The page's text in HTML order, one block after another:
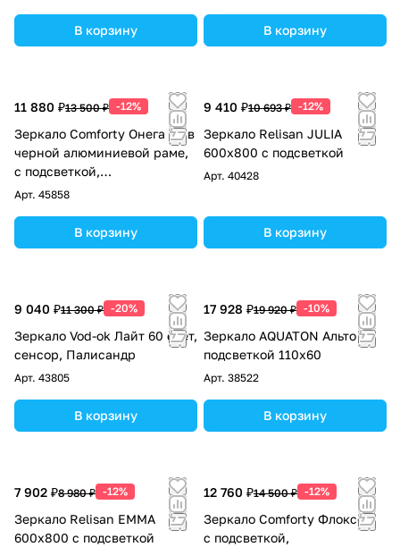
В корзину В корзину
11 880 ₽13 500 ₽ -12%
Зеркало Comforty Онега 60 в
черной алюминиевой раме,
с подсветкой,
бесконтактный сенсор
Арт. 45858
В корзину
9 410 ₽10 693 ₽ -12%
Зеркало Relisan JULIA
600х800 с подсветкой
Арт. 40428
В корзину
9 040 ₽11 300 ₽ -20%
Зеркало Vod-ok Лайт 60 свет,
сенсор, Палисандр
Арт. 43805
В корзину
17 928 ₽19 920 ₽ -10%
Зеркало AQUATON Альто с
подсветкой 110х60
Арт. 38522
В корзину
7 902 ₽8 980 ₽ -12%
Зеркало Relisan EMMA
600х800 с подсветкой
12 760 ₽14 500 ₽ -12%
Зеркало Comforty Флокс-60
с подсветкой,